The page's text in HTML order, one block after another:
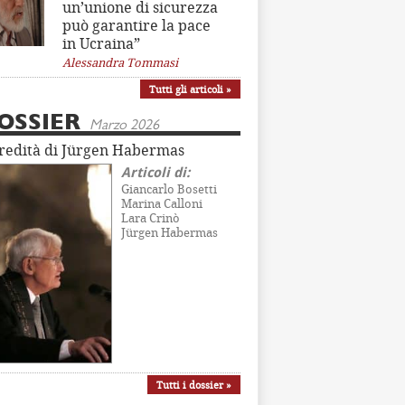
un’unione di sicurezza
può garantire la pace
in Ucraina”
Alessandra Tommasi
Tutti gli articoli »
Marzo 2026
di Jürgen Habermas
Articoli di:
Giancarlo Bosetti
Marina Calloni
Lara Crinò
Jürgen Habermas
Tutti i dossier »